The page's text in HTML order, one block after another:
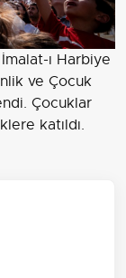
ı Harbiye
ve Çocuk
Çocuklar
katıldı.